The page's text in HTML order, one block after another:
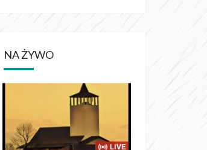
NA ŻYWO